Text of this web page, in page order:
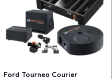
Ford Tourneo Courier